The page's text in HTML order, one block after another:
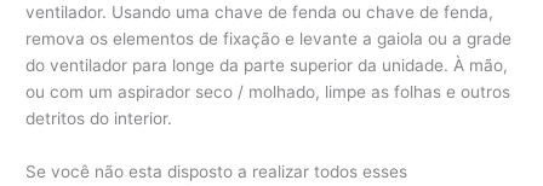
ventilador. Usando uma chave de fenda ou chave de fenda,
remova os elementos de fixação e levante a gaiola ou a grade
do ventilador para longe da parte superior da unidade. À mão,
ou com um aspirador seco / molhado, limpe as folhas e outros
detritos do interior.
Se você não esta disposto a realizar todos esses